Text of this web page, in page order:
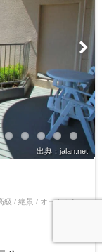
出典：jalan.net
級 / 絶景 / オーシャン